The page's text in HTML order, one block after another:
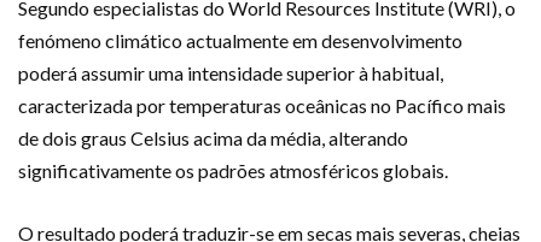
Segundo especialistas do World Resources Institute (WRI), o
fenómeno climático actualmente em desenvolvimento
poderá assumir uma intensidade superior à habitual,
caracterizada por temperaturas oceânicas no Pacífico mais
de dois graus Celsius acima da média, alterando
significativamente os padrões atmosféricos globais.
O resultado poderá traduzir-se em secas mais severas, cheias